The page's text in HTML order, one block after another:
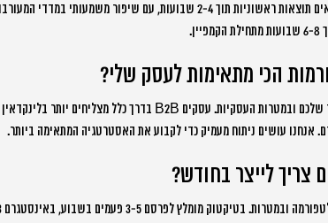
בדרך כלל אנחנו רואים תוצאות ראשוניות תוך 2-4 שבועות, עם
הכי מתאימות לעסק שלי?
אנחנו עושים ניתוח מעמיק כדי לקבוע את האסטרטגיה המתאימה ביותר.
צריך לייצר בחודש?